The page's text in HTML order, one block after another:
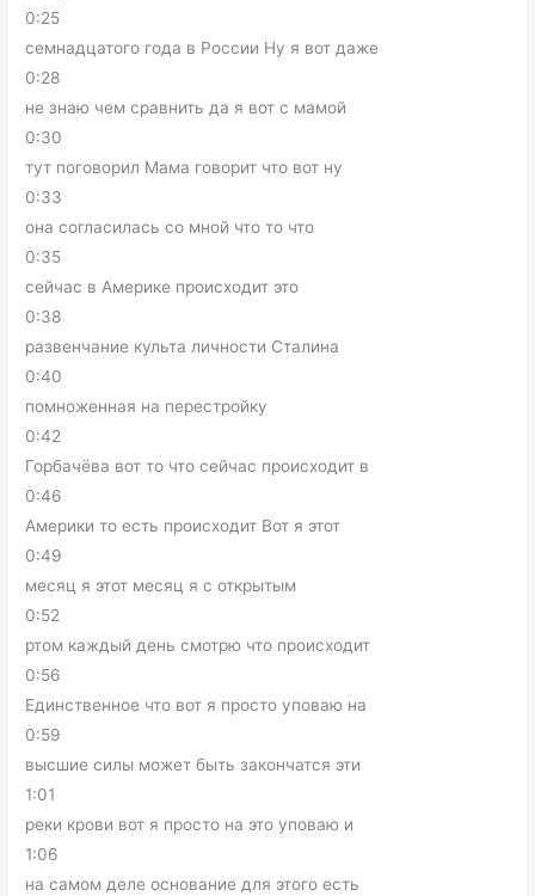
0:25
семнадцатого года в России Ну я вот даже
0:28
не знаю чем сравнить да я вот с мамой
0:30
тут поговорил Мама говорит что вот ну
0:33
она согласилась со мной что то что
0:35
сейчас в Америке происходит это
0:38
развенчание культа личности Сталина
0:40
помноженная на перестройку
0:42
Горбачёва вот то что сейчас происходит в
0:46
Америки то есть происходит Вот я этот
0:49
месяц я этот месяц я с открытым
0:52
ртом каждый день смотрю что происходит
0:56
Единственное что вот я просто уповаю на
0:59
высшие силы может быть закончатся эти
1:01
реки крови вот я просто на это уповаю и
1:06
на самом деле основание для этого есть